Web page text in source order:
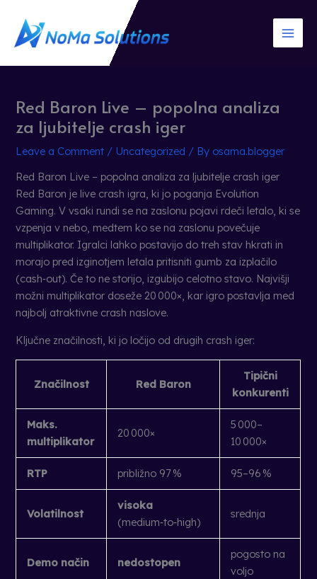
content
Red Baron Live – popolna analiza
za ljubitelje crash iger
Leave a Comment / Uncategorized / By osama.blogger
Red Baron Live – popolna analiza za ljubitelje crash iger
Red Baron je live crash igra, ki jo poganja Evolution
Gaming. V vsaki rundi se na zaslonu pojavi rdeči letalo, ki se
vzpenja v nebo, medtem ko se na zaslonu povečuje
multiplikator. Igralci lahko postavijo do treh stav hkrati in
morajo pred izginotjem letala pritisniti gumb za izplačilo
(cash‑out). Če to ne storijo, izgubijo celotno stavo. Najvišji
možni multiplikator doseže 20 000×, kar igro postavlja med
najbolj atraktivne crash naslove.
Ključne značilnosti, ki jo ločijo od drugih crash iger:
Značilnost Red Baron
Tipični
konkurenti
Maks.
multiplikator
20 000×
5 000–
10 000×
RTP približno 97 % 95–96 %
Volatilnost
visoka
(medium‑to‑high)
srednja
Demo način nedostopen
pogosto na
voljo